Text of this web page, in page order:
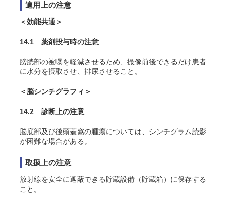
適用上の注意
＜効能共通＞
14.1 薬剤投与時の注意
膀胱部の被曝を軽減させるため、撮像前後できるだけ患者
に水分を摂取させ、排尿させること。
＜脳シンチグラフィ＞
14.2 診断上の注意
脳底部及び後頭蓋窩の腫瘍については、シンチグラム読影
が困難な場合がある。
取扱上の注意
放射線を安全に遮蔽できる貯蔵設備（貯蔵箱）に保存する
こと。